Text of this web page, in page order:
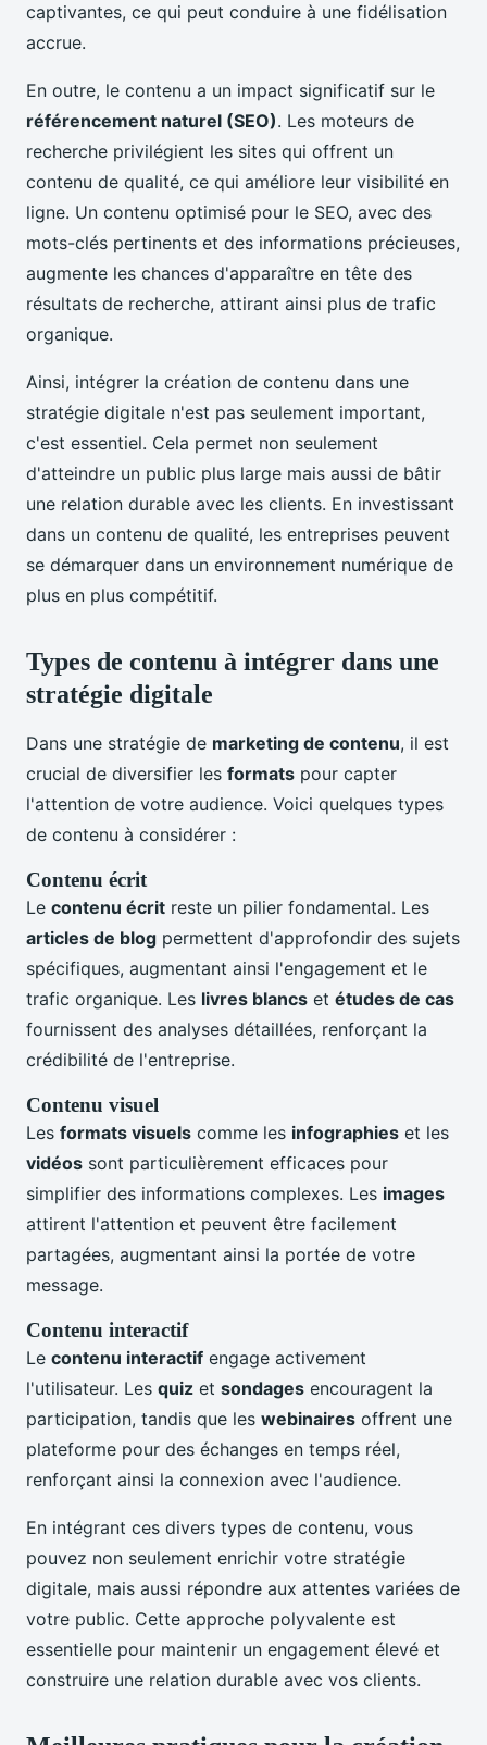
captivantes, ce qui peut conduire à une fidélisation
accrue.
En outre, le contenu a un impact significatif sur le
référencement naturel (SEO). Les moteurs de
recherche privilégient les sites qui offrent un
contenu de qualité, ce qui améliore leur visibilité en
ligne. Un contenu optimisé pour le SEO, avec des
mots-clés pertinents et des informations précieuses,
augmente les chances d'apparaître en tête des
résultats de recherche, attirant ainsi plus de trafic
organique.
Ainsi, intégrer la création de contenu dans une
stratégie digitale n'est pas seulement important,
c'est essentiel. Cela permet non seulement
d'atteindre un public plus large mais aussi de bâtir
une relation durable avec les clients. En investissant
dans un contenu de qualité, les entreprises peuvent
se démarquer dans un environnement numérique de
plus en plus compétitif.
Types de contenu à intégrer dans une
stratégie digitale
Dans une stratégie de marketing de contenu, il est
crucial de diversifier les formats pour capter
l'attention de votre audience. Voici quelques types
de contenu à considérer :
Contenu écrit
Le contenu écrit reste un pilier fondamental. Les
articles de blog permettent d'approfondir des sujets
spécifiques, augmentant ainsi l'engagement et le
trafic organique. Les livres blancs et études de cas
fournissent des analyses détaillées, renforçant la
crédibilité de l'entreprise.
Contenu visuel
Les formats visuels comme les infographies et les
vidéos sont particulièrement efficaces pour
simplifier des informations complexes. Les images
attirent l'attention et peuvent être facilement
partagées, augmentant ainsi la portée de votre
message.
Contenu interactif
Le contenu interactif engage activement
l'utilisateur. Les quiz et sondages encouragent la
participation, tandis que les webinaires offrent une
plateforme pour des échanges en temps réel,
renforçant ainsi la connexion avec l'audience.
En intégrant ces divers types de contenu, vous
pouvez non seulement enrichir votre stratégie
digitale, mais aussi répondre aux attentes variées de
votre public. Cette approche polyvalente est
essentielle pour maintenir un engagement élevé et
construire une relation durable avec vos clients.